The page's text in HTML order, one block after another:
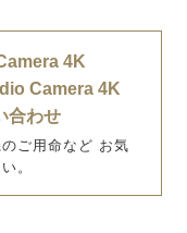
4K
Camera 4K
合わせ
ご用命など お気
。